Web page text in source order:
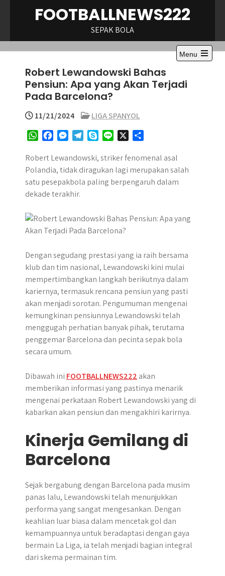
FOOTBALLNEWS222
SEPAK BOLA
Menu
Open
Robert Lewandowski Bahas
Pensiun: Apa yang Akan Terjadi
Pada Barcelona?
11/21/2024
LIGA SPANYOL
W
a
t
s
A
c
e
b
o
s
s
e
n
r
l
e
g
y
p
e
n
e
a
r
e
Robert Lewandowski, striker fenomenal asal
Polandia, tidak diragukan lagi merupakan salah
satu pesepakbola paling berpengaruh dalam
dekade terakhir.
Dengan segudang prestasi yang ia raih bersama
klub dan tim nasional, Lewandowski kini mulai
mempertimbangkan langkah berikutnya dalam
kariernya, termasuk rencana pensiun yang pasti
akan menjadi sorotan. Pengumuman mengenai
kemungkinan pensiunnya Lewandowski telah
menggugah perhatian banyak pihak, terutama
penggemar Barcelona dan pecinta sepak bola
secara umum.
Dibawah ini FOOTBALLNEWS222 akan
memberikan informasi yang pastinya menarik
mengenai perkataan Robert Lewandowski yang di
kabarkan akan pensiun dan mengakhiri karirnya.
Kinerja Gemilang di
Barcelona
Sejak bergabung dengan Barcelona pada musim
panas lalu, Lewandowski telah menunjukkan
performa yang sangat mengesankan. Dengan
keahlian luar biasa dalam mencetak gol dan
kemampuannya untuk beradaptasi dengan gaya
bermain La Liga, ia telah menjadi bagian integral
dari skema permainan tim.